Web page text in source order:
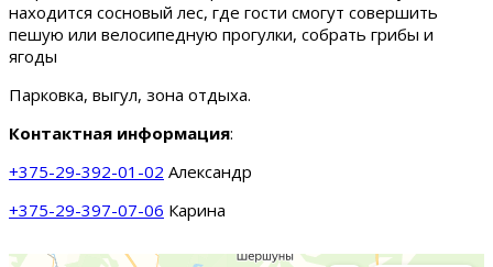
находится сосновый лес, где гости смогут совершить
пешую или велосипедную прогулки, собрать грибы и
ягоды
Парковка, выгул, зона отдыха.
Контактная информация:
+375-29-392-01-02 Александр
+375-29-397-07-06 Карина